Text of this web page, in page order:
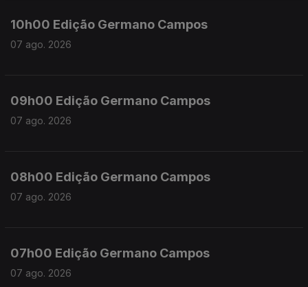
10h00 Edição Germano Campos
07 ago. 2026
09h00 Edição Germano Campos
07 ago. 2026
08h00 Edição Germano Campos
07 ago. 2026
07h00 Edição Germano Campos
07 ago. 2026